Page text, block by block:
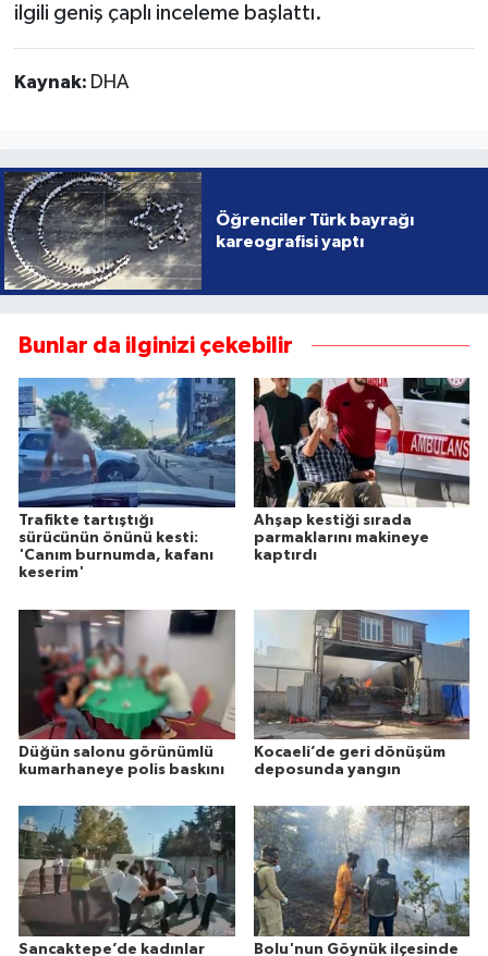
ilgili geniş çaplı inceleme başlattı.
Kaynak: DHA
Öğrenciler Türk bayrağı
kareografisi yaptı
Bunlar da ilginizi çekebilir
Trafikte tartıştığı
sürücünün önünü kesti:
'Canım burnumda, kafanı
keserim'
Ahşap kestiği sırada
parmaklarını makineye
kaptırdı
Düğün salonu görünümlü
kumarhaneye polis baskını
Kocaeli’de geri dönüşüm
deposunda yangın
Sancaktepe’de kadınlar Bolu'nun Göynük ilçesinde